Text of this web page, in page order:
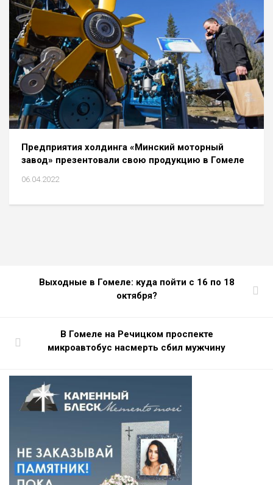
Предприятия холдинга «Минский моторный
завод» презентовали свою продукцию в Гомеле
06.04.2022
Выходные в Гомеле: куда пойти с 16 по 18
октября?
В Гомеле на Речицком проспекте
микроавтобус насмерть сбил мужчину